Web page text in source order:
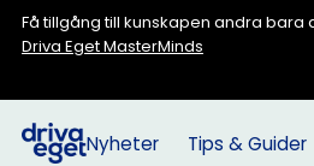
Få tillgång till kunskapen andra bara
Driva Eget MasterMinds
Nyheter Tips & Guider